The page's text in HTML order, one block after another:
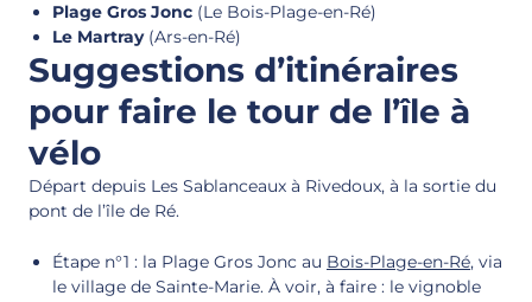
Plage Gros Jonc (Le Bois-Plage-en-Ré)
Le Martray(Ars-en-Ré)
Suggestions d’itinéraires
pour faire le tour de l’île à
vélo
Départ depuis Les Sablanceaux à Rivedoux, à la sortie du
pont de l’île de Ré.
Étape n°1 : la Plage Gros Jonc au Bois-Plage-en-Ré, via
le village de Sainte-Marie. À voir, à faire : le vignoble